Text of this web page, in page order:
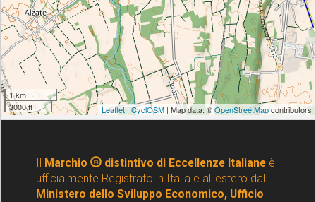
Marchio distintivo di Eccellenze Italianeè
ufficialmente Registrato in Italia e all'estero dal
Ministero dello Sviluppo Economico, Ufficio